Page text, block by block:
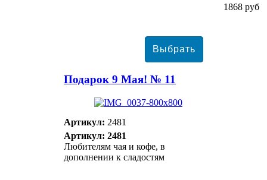
1868 руб
Подарок 9 Мая! № 11
Артикул: 2481
Артикул: 2481
Любителям чая и кофе, в
дополнении к сладостям